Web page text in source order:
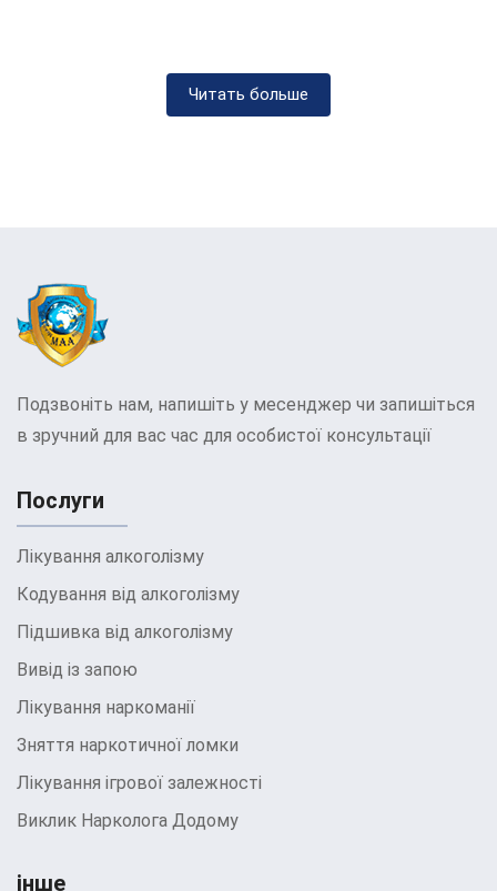
методи лікування, тривалість курсу та
очікувані результати.
Оплата послуг: Здійснюється оплата за
лікування відповідно до затверджених
Адаптаційний період:
умовами перебування у клініці, її
Психологічна підтримка: Психологи клініки
допомагають пацієнтові адаптуватися до
нової обстановки та налаштуватися на
лікування.
Початок лікування:
Перші процедури: Відразу після вступу
починається лікування, яке може
включати медикаментозну терапію,
Читать больше
Подзвоніть нам, напишіть у месенджер чи запишіться
в зручний для вас час для особистої консультації
Послуги
Лікування алкоголізму
Кодування від алкоголізму
Підшивка від алкоголізму
Вивід із запою
Лікування наркоманії
Зняття наркотичної ломки
Лікування ігрової залежності
Виклик Нарколога Додому
інше